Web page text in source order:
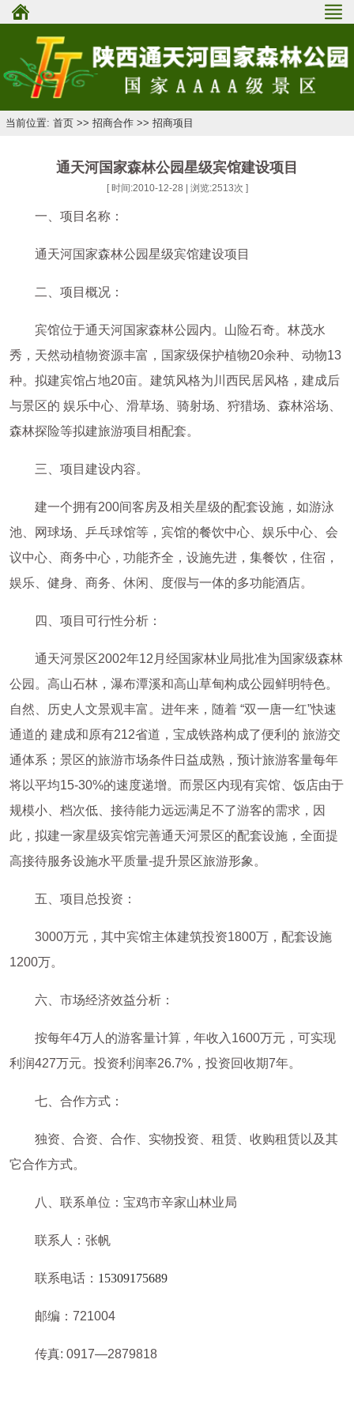
当前位置: 首页 >> 招商合作 >> 招商项目
通天河国家森林公园星级宾馆建设项目
[ 时间:2010-12-28 | 浏览:2513次 ]
一、项目名称：
通天河国家森林公园星级宾馆建设项目
二、项目概况：
宾馆位于通天河国家森林公园内。山险石奇。林茂水
秀，天然动植物资源丰富，国家级保护植物20余种、动物13
种。拟建宾馆占地20亩。建筑风格为川西民居风格，建成后
与景区的 娱乐中心、滑草场、骑射场、狩猎场、森林浴场、
森林探险等拟建旅游项目相配套。
三、项目建设内容。
建一个拥有200间客房及相关星级的配套设施，如游泳
池、网球场、乒乓球馆等，宾馆的餐饮中心、娱乐中心、会
议中心、商务中心，功能齐全，设施先进，集餐饮，住宿，
娱乐、健身、商务、休闲、度假与一体的多功能酒店。
四、项目可行性分析：
通天河景区2002年12月经国家林业局批准为国家级森林
公园。高山石林，瀑布潭溪和高山草甸构成公园鲜明特色。
自然、历史人文景观丰富。进年来，随着 “双一唐一红”快速
通道的 建成和原有212省道，宝成铁路构成了便利的 旅游交
通体系；景区的旅游市场条件日益成熟，预计旅游客量每年
将以平均15-30%的速度递增。而景区内现有宾馆、饭店由于
规模小、档次低、接待能力远远满足不了游客的需求，因
此，拟建一家星级宾馆完善通天河景区的配套设施，全面提
高接待服务设施水平质量-提升景区旅游形象。
五、项目总投资：
3000万元，其中宾馆主体建筑投资1800万，配套设施
1200万。
六、市场经济效益分析：
按每年4万人的游客量计算，年收入1600万元，可实现
利润427万元。投资利润率26.7%，投资回收期7年。
七、合作方式：
独资、合资、合作、实物投资、租赁、收购租赁以及其
它合作方式。
八、联系单位：宝鸡市辛家山林业局
联系人：张帆
联系电话： 15309175689
邮编：721004
传真: 0917—2879818